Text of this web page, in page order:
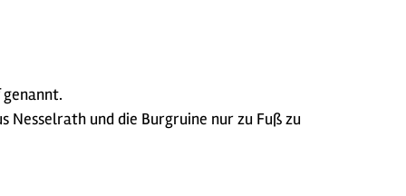
Nesselrath und die Burgruine nur zu Fuß zu